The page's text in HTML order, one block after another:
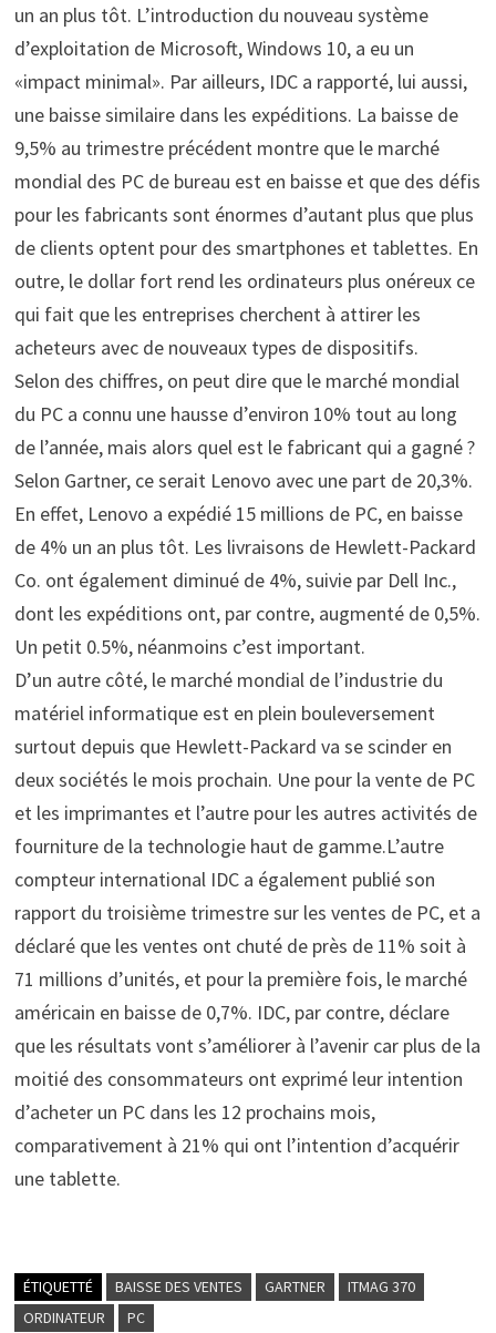
un an plus tôt. L’introduction du nouveau système
d’exploitation de Microsoft, Windows 10, a eu un
«impact minimal». Par ailleurs, IDC a rapporté, lui aussi,
une baisse similaire dans les expéditions. La baisse de
9,5% au trimestre précédent montre que le marché
mondial des PC de bureau est en baisse et que des défis
pour les fabricants sont énormes d’autant plus que plus
de clients optent pour des smartphones et tablettes. En
outre, le dollar fort rend les ordinateurs plus onéreux ce
qui fait que les entreprises cherchent à attirer les
acheteurs avec de nouveaux types de dispositifs.
Selon des chiffres, on peut dire que le marché mondial
du PC a connu une hausse d’environ 10% tout au long
de l’année, mais alors quel est le fabricant qui a gagné ?
Selon Gartner, ce serait Lenovo avec une part de 20,3%.
En effet, Lenovo a expédié 15 millions de PC, en baisse
de 4% un an plus tôt. Les livraisons de Hewlett-Packard
Co. ont également diminué de 4%, suivie par Dell Inc.,
dont les expéditions ont, par contre, augmenté de 0,5%.
Un petit 0.5%, néanmoins c’est important.
D’un autre côté, le marché mondial de l’industrie du
matériel informatique est en plein bouleversement
surtout depuis que Hewlett-Packard va se scinder en
deux sociétés le mois prochain. Une pour la vente de PC
et les imprimantes et l’autre pour les autres activités de
fourniture de la technologie haut de gamme.L’autre
compteur international IDC a également publié son
rapport du troisième trimestre sur les ventes de PC, et a
déclaré que les ventes ont chuté de près de 11% soit à
71 millions d’unités, et pour la première fois, le marché
américain en baisse de 0,7%. IDC, par contre, déclare
que les résultats vont s’améliorer à l’avenir car plus de la
moitié des consommateurs ont exprimé leur intention
d’acheter un PC dans les 12 prochains mois,
comparativement à 21% qui ont l’intention d’acquérir
une tablette.
ÉTIQUETTÉ BAISSE DES VENTES GARTNER
ITMAG 370
ORDINATEUR
PC